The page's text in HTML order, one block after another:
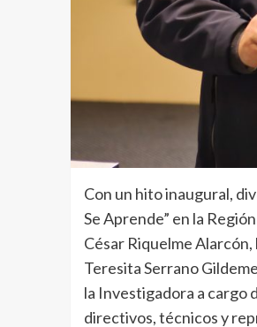
Con un hito inaugural,
Se Aprende” en la
César Riquelme
Teresita Serrano
la Investigadora a cargo
directivos, técnicos y